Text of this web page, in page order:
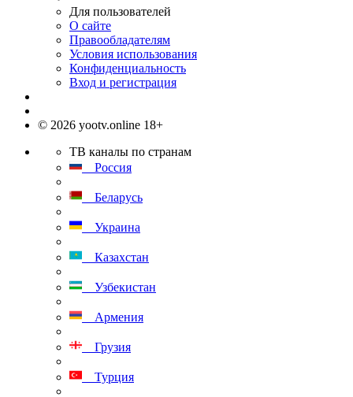
Для пользователей
О сайте
Правообладателям
Условия использования
Конфиденциальность
Вход и регистрация
© 2026 yootv.online 18+
ТВ каналы по странам
Россия
Беларусь
Украина
Казахстан
Узбекистан
Армения
Грузия
Турция